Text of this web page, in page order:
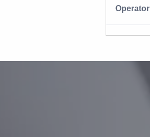
Operator